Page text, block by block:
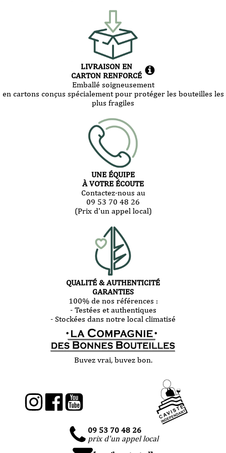
LIVRAISON EN
CARTON RENFORCÉ
Emballé soigneusement
en cartons conçus spécialement pour protéger les bouteilles les
plus fragiles
UNE ÉQUIPE
À VOTRE ÉCOUTE
Contactez-nous au
09 53 70 48 26
(Prix d'un appel local)
QUALITÉ & AUTHENTICITÉ
GARANTIES
100% de nos références :
- Testées et authentiques
- Stockées dans notre local climatisé
Buvez vrai, buvez bon.
09 53 70 48 26
prix d'un appel local